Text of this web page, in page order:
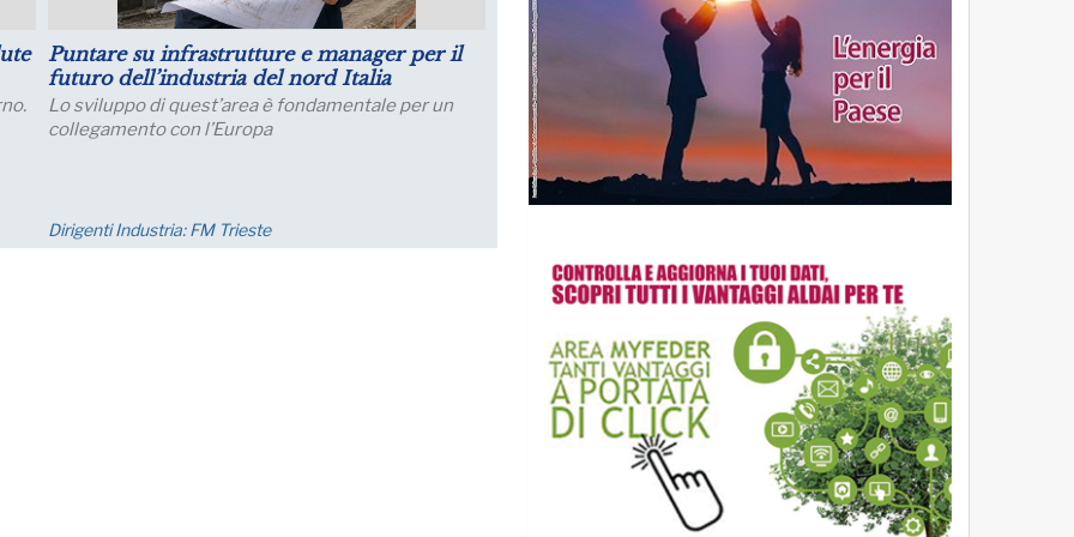
sulla
industriali
della quota di
produzione;
Crescita della Produttività e Prospettive
Salariali
Incontro Zoom con il Prof. Giampaolo Galli -
Osservatorio CPI Università Cattolica - mercoledì
Eventi